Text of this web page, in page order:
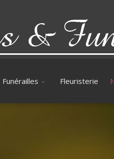
Funérailles Fleuristerie